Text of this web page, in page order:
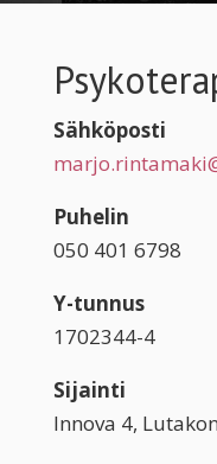
Sähköposti
Puhelin
050 401 6798
Y-tunnus
1702344-4
Sijainti
Innova 4,